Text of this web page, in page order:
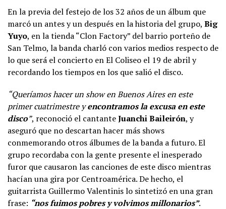
En la previa del festejo de los 32 años de un álbum que
marcó un antes y un después en la historia del grupo, Big
Yuyo, en la tienda “Clon Factory” del barrio porteño de
San Telmo, la banda charló con varios medios respecto de
lo que será el concierto en El Coliseo el 19 de abril y
recordando los tiempos en los que salió el disco.
“Queríamos hacer un show en Buenos Aires en este
primer cuatrimestre yencontramos la excusa en este
disco”, reconoció el cantanteJuanchi Baileirón, y
aseguró que no descartan hacer más shows
conmemorando otros álbumes de la banda a futuro. El
grupo recordaba con la gente presente el inesperado
furor que causaron las canciones de este disco mientras
hacían una gira por Centroamérica. De hecho, el
guitarrista Guillermo Valentinis lo sintetizó en una gran
frase: “nos fuimos pobres y volvimos millonarios”.